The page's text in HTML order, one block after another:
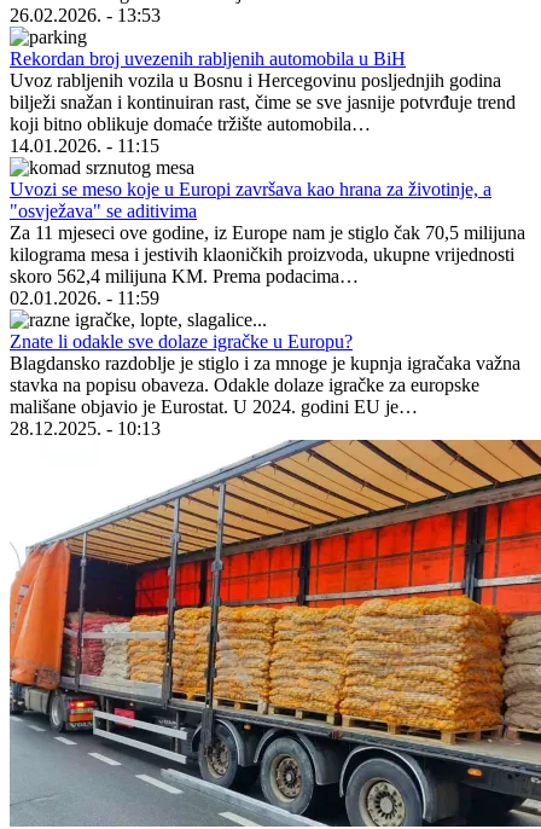
26.02.2026. - 13:53
Rekordan broj uvezenih rabljenih automobila u BiH
Uvoz rabljenih vozila u Bosnu i Hercegovinu posljednjih godina
bilježi snažan i kontinuiran rast, čime se sve jasnije potvrđuje trend
koji bitno oblikuje domaće tržište automobila…
14.01.2026. - 11:15
Uvozi se meso koje u Europi završava kao hrana za životinje, a
"osvježava" se aditivima
Za 11 mjeseci ove godine, iz Europe nam je stiglo čak 70,5 milijuna
kilograma mesa i jestivih klaoničkih proizvoda, ukupne vrijednosti
skoro 562,4 milijuna KM. Prema podacima…
02.01.2026. - 11:59
Znate li odakle sve dolaze igračke u Europu?
Blagdansko razdoblje je stiglo i za mnoge je kupnja igračaka važna
stavka na popisu obaveza. Odakle dolaze igračke za europske
mališane objavio je Eurostat. U 2024. godini EU je…
28.12.2025. - 10:13